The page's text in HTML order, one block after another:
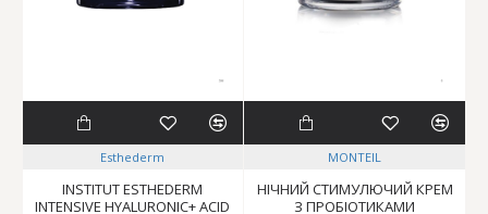
Esthederm
INSTITUT ESTHEDERM
INTENSIVE HYALURONIC+ ACID
MONTEIL
НІЧНИЙ СТИМУЛЮЧИЙ КРЕМ
З ПРОБІОТИКАМИ